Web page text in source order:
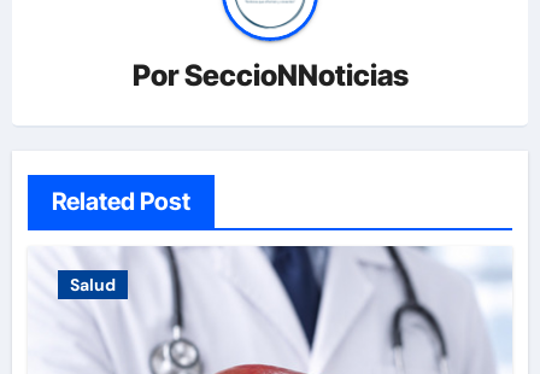
PorSeccioNNoticias
Related Post
Salud